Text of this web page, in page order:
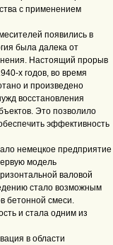
с применением
появились в
была далека от
Настоящий прорыв
х годов, во время
и произведено
восстановления
Это позволило
эффективность
немецкое предприятие
модель
валовой
стало возможным
бетонной смеси.
и стала одним из
в области